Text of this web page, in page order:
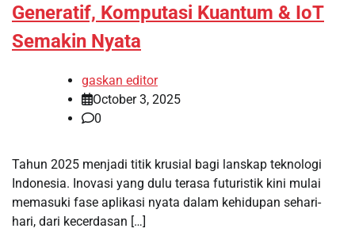
Generatif, Komputasi Kuantum & IoT
Semakin Nyata
gaskan editor
October 3, 2025
0
Tahun 2025 menjadi titik krusial bagi lanskap teknologi
Indonesia. Inovasi yang dulu terasa futuristik kini mulai
memasuki fase aplikasi nyata dalam kehidupan sehari-
hari, dari kecerdasan […]